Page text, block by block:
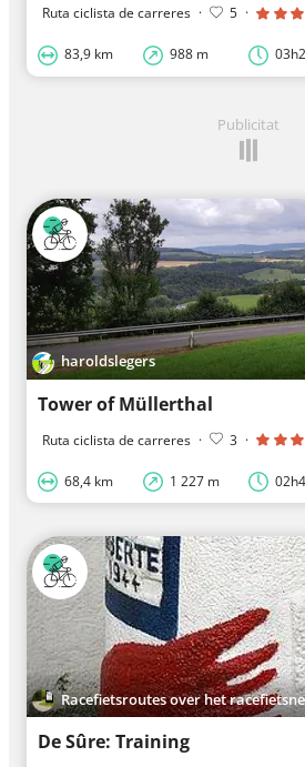
Ruta ciclista de carreres · 5 ·
83,9 km 988 m
Publicitat
haroldslegers
Tower of Müllerthal
Ruta ciclista de carreres · 3 ·
68,4 km 1 227 m
Racefietsroutes over het
De Sûre: Training